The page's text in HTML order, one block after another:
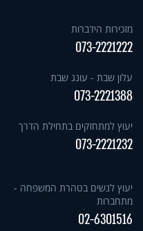
מזכירות הידברות
073-2221222
עלון שבת - עונג שבת
073-2221388
יעוץ למתחזקים בתחילת הדרך
073-2221232
יעוץ לנשים בטהרת המשפחה -
מתחברות
02-6301516